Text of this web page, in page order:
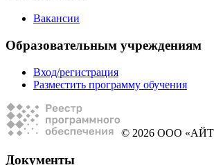
Вакансии
Образовательным учреждениям
Вход/регистрация
Разместить программу обучения
© 2026 ООО
Документы